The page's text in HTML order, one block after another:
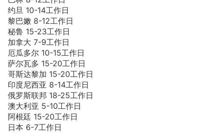
约旦 10-14工作日
黎巴嫩 8-12工作日
秘鲁 15-23工作日
加拿大 7-9工作日
厄瓜多尔 10-15工作日
萨尔瓦多 15-20工作日
哥斯达黎加 15-20工作日
印度尼西亚 8-14工作日
俄罗斯联邦 18-25工作日
澳大利亚 5-10工作日
阿根廷 15-20工作日
日本 6-7工作日